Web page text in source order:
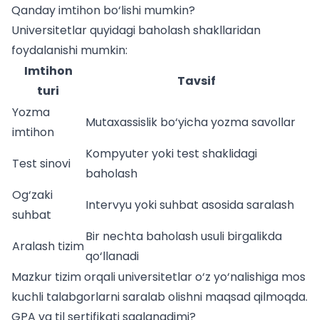
Qanday imtihon bo‘lishi mumkin?
Universitetlar quyidagi baholash shakllaridan
foydalanishi mumkin:
Imtihon
turi
Tavsif
Yozma
imtihon
Mutaxassislik bo‘yicha yozma savollar
Test sinovi
Kompyuter yoki test shaklidagi
baholash
Og‘zaki
suhbat
Intervyu yoki suhbat asosida saralash
Aralash tizim
Bir nechta baholash usuli birgalikda
qo‘llanadi
Mazkur tizim orqali universitetlar o‘z yo‘nalishiga mos
kuchli talabgorlarni saralab olishni maqsad qilmoqda.